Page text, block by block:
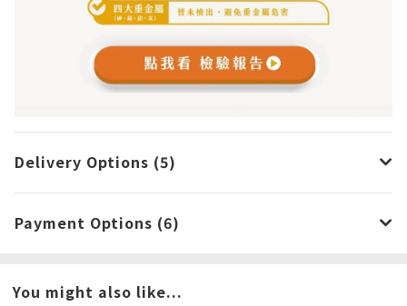
Delivery Options (5)
Payment Options (6)
You might also like...